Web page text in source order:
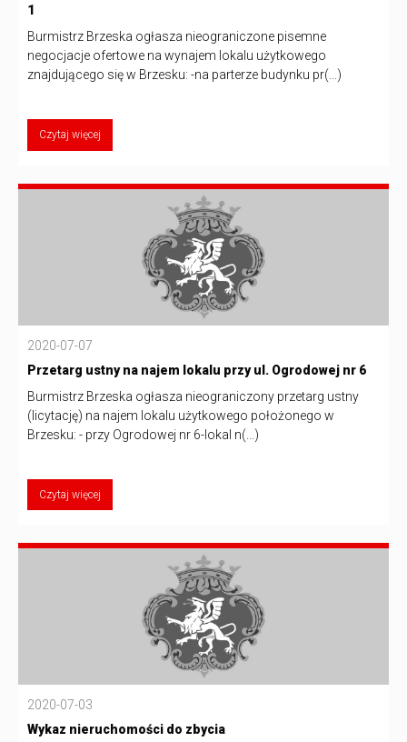
1
Burmistrz Brzeska ogłasza nieograniczone pisemne
negocjacje ofertowe na wynajem lokalu użytkowego
znajdującego się w Brzesku: -na parterze budynku pr(...)
Czytaj więcej
2020-07-07
Przetarg ustny na najem lokalu przy ul. Ogrodowej nr 6
Burmistrz Brzeska ogłasza nieograniczony przetarg ustny
(licytację) na najem lokalu użytkowego położonego w
Brzesku: - przy Ogrodowej nr 6-lokal n(...)
Czytaj więcej
2020-07-03
Wykaz nieruchomości do zbycia